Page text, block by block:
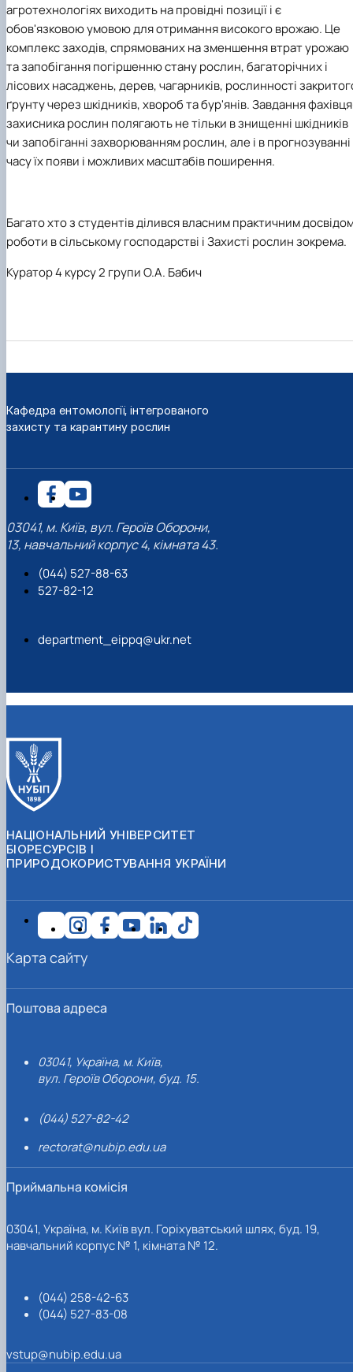
агротехнологіях виходить на провідні позиції і є
обов'язковою умовою для отримання високого врожаю. Це
комплекс заходів, спрямованих на зменшення втрат урожаю
та запобігання погіршенню стану рослин, багаторічних і
лісових насаджень, дерев, чагарників, рослинності
ґрунту через шкідників, хвороб та бур'янів. Завдання
захисника рослин полягають не тільки в знищенні шкідників
чи запобіганні захворюванням рослин, але і в прогнозуванні
часу їх появи і можливих масштабів поширення.
Багато хто з студентів ділився власним практичним
роботи в сільському господарстві і Захисті рослин зокрема.
Куратор 4 курсу 2 групи О.А. Бабич
Кафедра ентомології, інтегрованого
захисту та карантину рослин
03041, м. Київ, вул. Героїв Оборони,
13, навчальний корпус 4, кімната 43.
(044) 527-88-63
527-82-12
department_eippq@ukr.net
НАЦІОНАЛЬНИЙ УНІВЕРСИТЕТ
БІОРЕСУРСІВ І
ПРИРОДОКОРИСТУВАННЯ УКРАЇНИ
Поштова адреса
03041, Україна, м. Київ,
вул. Героїв Оборони, буд. 15.
(044) 527-82-42
rectorat@nubip.edu.ua
Приймальна комісія
03041, Україна, м. Київ вул. Горіхуватський шлях, буд. 19,
навчальний корпус № 1, кімната № 12.
(044) 258-42-63
(044) 527-83-08
vstup@nubip.edu.ua
Карта сайту